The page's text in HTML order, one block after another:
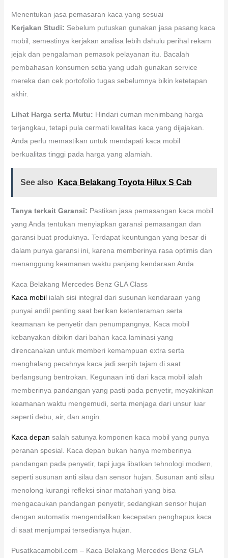
Menentukan jasa pemasaran kaca yang sesuai
Kerjakan Studi: Sebelum putuskan gunakan jasa pasang kaca
mobil, semestinya kerjakan analisa lebih dahulu perihal rekam
jejak dan pengalaman pemasok pelayanan itu. Bacalah
pembahasan konsumen setia yang udah gunakan service
mereka dan cek portofolio tugas sebelumnya bikin ketetapan
akhir.
Lihat Harga serta Mutu: Hindari cuman menimbang harga
terjangkau, tetapi pula cermati kwalitas kaca yang dijajakan.
Anda perlu memastikan untuk mendapati kaca mobil
berkualitas tinggi pada harga yang alamiah.
See also Kaca Belakang Toyota Hilux S Cab
Tanya terkait Garansi: Pastikan jasa pemasangan kaca mobil
yang Anda tentukan menyiapkan garansi pemasangan dan
garansi buat produknya. Terdapat keuntungan yang besar di
dalam punya garansi ini, karena memberinya rasa optimis dan
menanggung keamanan waktu panjang kendaraan Anda.
Kaca Belakang Mercedes Benz GLA Class
Kaca mobilialah sisi integral dari susunan kendaraan yang
punyai andil penting saat berikan ketenteraman serta
keamanan ke penyetir dan penumpangnya. Kaca mobil
kebanyakan dibikin dari bahan kaca laminasi yang
direncanakan untuk memberi kemampuan extra serta
menghalang pecahnya kaca jadi serpih tajam di saat
berlangsung bentrokan. Kegunaan inti dari kaca mobil ialah
memberinya pandangan yang pasti pada penyetir, meyakinkan
keamanan waktu mengemudi, serta menjaga dari unsur luar
seperti debu, air, dan angin.
Kaca depan salah satunya komponen kaca mobil yang punya
peranan spesial. Kaca depan bukan hanya memberinya
pandangan pada penyetir, tapi juga libatkan tehnologi modern,
seperti susunan anti silau dan sensor hujan. Susunan anti silau
menolong kurangi refleksi sinar matahari yang bisa
mengacaukan pandangan penyetir, sedangkan sensor hujan
dengan automatis mengendalikan kecepatan penghapus kaca
di saat menjumpai tersedianya hujan.
Pusatkacamobil.com – Kaca Belakang Mercedes Benz GLA